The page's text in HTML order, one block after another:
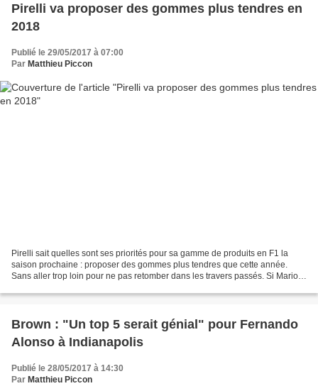
Pirelli va proposer des gommes plus tendres en
2018
Publié le 29/05/2017 à 07:00
Par Matthieu Piccon
Pirelli sait quelles sont ses priorités pour sa gamme de produits en F1 la
saison prochaine : proposer des gommes plus tendres que cette année.
Sans aller trop loin pour ne pas retomber dans les travers passés. Si Mario
Brown : "Un top 5 serait génial" pour Fernando
Alonso à Indianapolis
Publié le 28/05/2017 à 14:30
Par Matthieu Piccon